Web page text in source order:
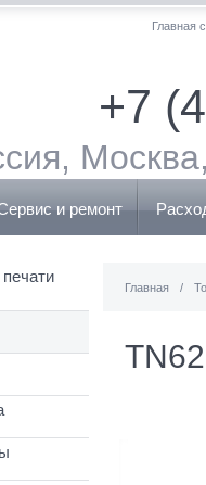
Главная
+7
и ремонт
Главная /